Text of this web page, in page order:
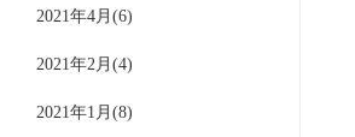
2021年4月(6)
2021年2月(4)
2021年1月(8)